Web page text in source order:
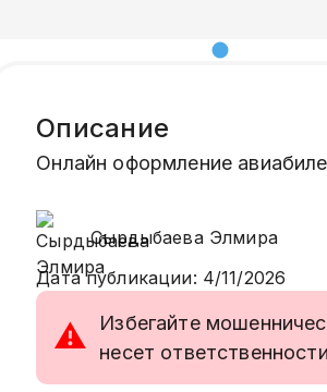
Описание
Онлайн оформление
Сырдыбаева Элмира
Дата публикации: 4/11/2026
⚠
Избегайте
несет